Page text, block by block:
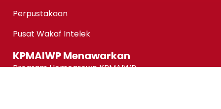
Perpustakaan
Pusat Wakaf Intelek
KPMAIWP Menawarkan
Program Homegrown KPMAIWP